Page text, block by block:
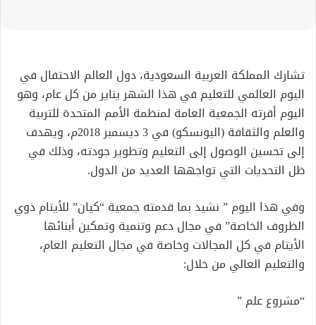
تشارك المملكة العربية السعودية، دول العالم الاحتفال في
اليوم العالمي للتعليم في هذا الشهر يناير من كل عام، وهو
اليوم أقرته الجمعية العامة لمنظمة الأمم المتحدة للتربية
والعلم والثقافة (اليونسكو) في 3 ديسمبر 2018م، ويهدف
إلى تحسين الوصول إلى التعليم وتطوير جودته، وذلك في
ظل التحديات التي تواجهها العديد من الدول.
وفي هذا اليوم ” نشيد بما قدمته جمعية “كيان” للأيتام ذوي
الظروف الخاصة” في مجال دعم وتنمية وتمكين أبنائها
الأيتام في كل المجالات وخاصة في مجال التعليم العام،
والتعليم العالي من خلال:
“مشروع علم ”